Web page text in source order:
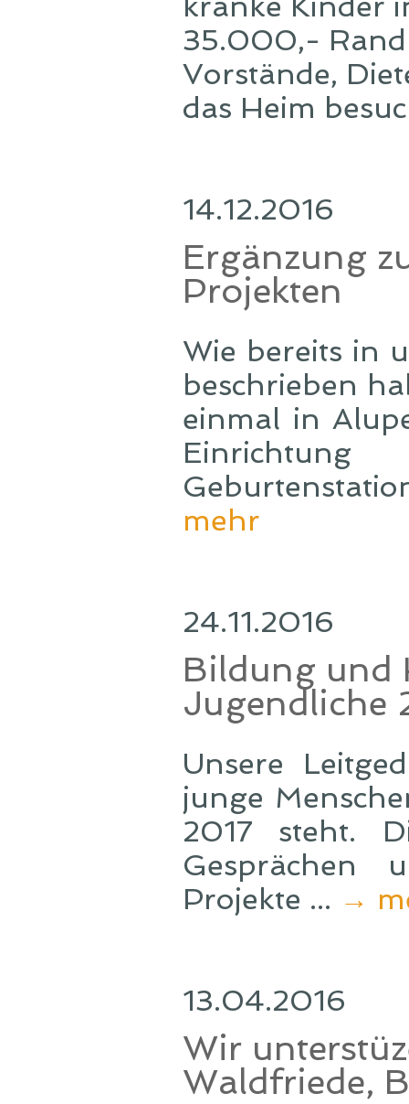
35.000,- Rand
Vorstände,
das Heim
14.12.2016
Ergänzung
Projekten
Wie bereits in
beschrieben
einmal in
mehr
24.11.2016
Bildung und
Jugendliche
Unsere
junge
2017 steht.
Gesprächen
Projekte ... →
13.04.2016
Wir
Waldfriede,